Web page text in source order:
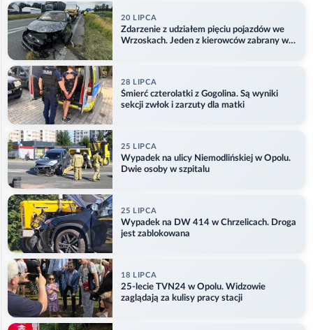
20 LIPCA
Zdarzenie z udziałem pięciu pojazdów we
Wrzoskach. Jeden z kierowców zabrany w
28 LIPCA
Śmierć czterolatki z Gogolina. Są wyniki
sekcji zwłok i zarzuty dla matki
25 LIPCA
Wypadek na ulicy Niemodlińskiej w Opolu.
Dwie osoby w szpitalu
25 LIPCA
Wypadek na DW 414 w Chrzelicach. Droga
jest zablokowana
18 LIPCA
25-lecie TVN24 w Opolu. Widzowie
zaglądają za kulisy pracy stacji